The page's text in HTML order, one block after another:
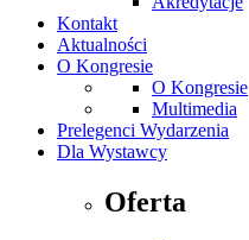
Kontakt
Aktualności
O Kongresie
O Kongresie
Multimedia
Prelegenci Wydarzenia
Dla Wystawcy
Oferta